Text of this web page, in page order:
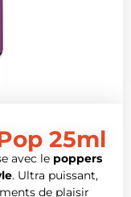
25ml
avec le poppers
. Ultra puissant,
de plaisir